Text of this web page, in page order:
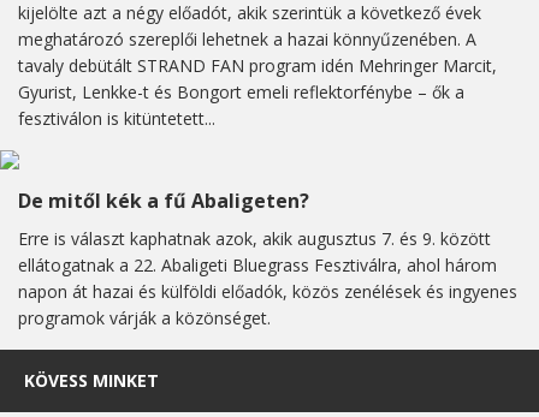
kijelölte azt a négy előadót, akik szerintük a következő évek
meghatározó szereplői lehetnek a hazai könnyűzenében. A
tavaly debütált STRAND FAN program idén Mehringer Marcit,
Gyurist, Lenkke-t és Bongort emeli reflektorfénybe – ők a
fesztiválon is kitüntetett...
De mitől kék a fű Abaligeten?
Erre is választ kaphatnak azok, akik augusztus 7. és 9. között
ellátogatnak a 22. Abaligeti Bluegrass Fesztiválra, ahol három
napon át hazai és külföldi előadók, közös zenélések és ingyenes
programok várják a közönséget.
KÖVESS MINKET